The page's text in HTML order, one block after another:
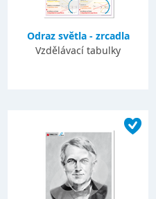
Odraz světla - zrcadla
Vzdělávací tabulky